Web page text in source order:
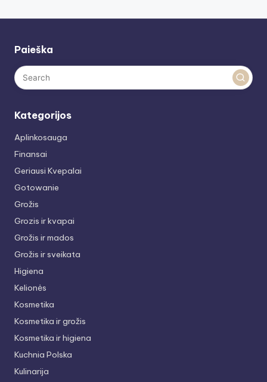
Paieška
Kategorijos
Aplinkosauga
Finansai
Geriausi Kvepalai
Gotowanie
Grožis
Grozis ir kvapai
Grožis ir mados
Grožis ir sveikata
Higiena
Kelionės
Kosmetika
Kosmetika ir grožis
Kosmetika ir higiena
Kuchnia Polska
Kulinarija